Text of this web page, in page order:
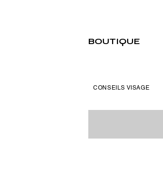
BOUTIQUE
CONSEILS VISAGE